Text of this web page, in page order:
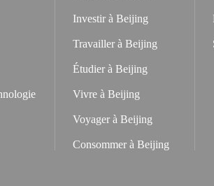
Investir à Beijing
Travailler à Beijing
Étudier à Beijing
Vivre à Beijing
Voyager à Beijing
Consommer à Beijing